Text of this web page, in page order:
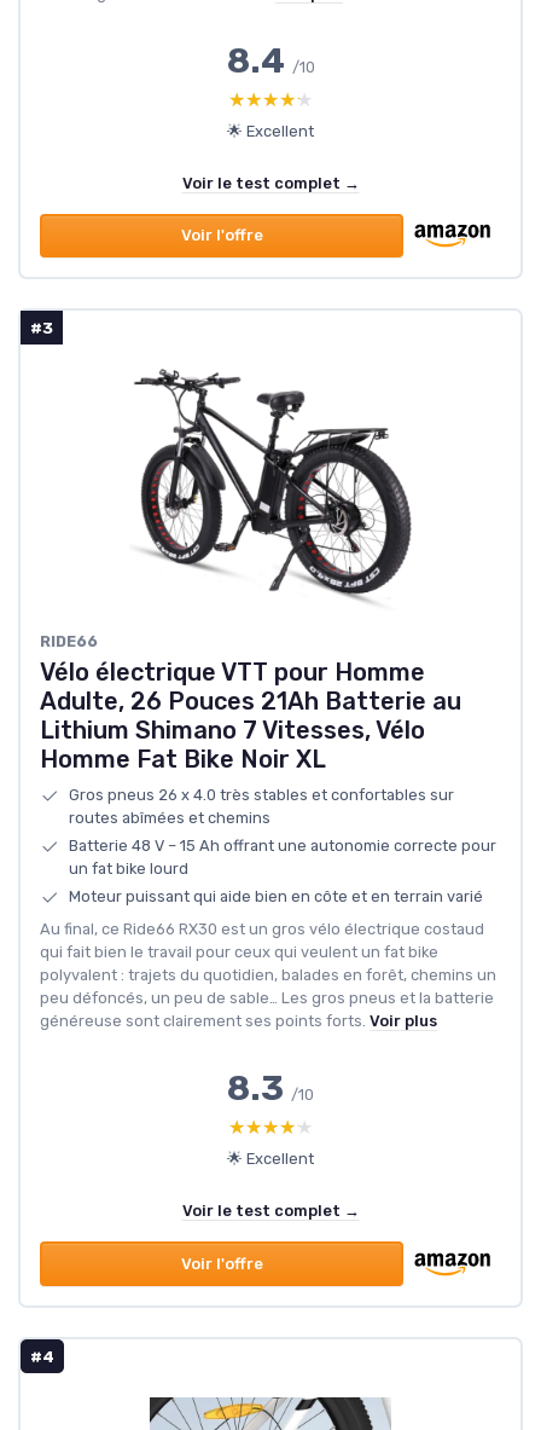
8.4 /10
★★★★★
★★★★★
🌟 Excellent
Voir le test complet →
Voir l'offre
#3
RIDE66
Vélo électrique VTT pour Homme
Adulte, 26 Pouces 21Ah Batterie au
Lithium Shimano 7 Vitesses, Vélo
Homme Fat Bike Noir XL
Gros pneus 26 x 4.0 très stables et confortables sur
routes abîmées et chemins
Batterie 48 V – 15 Ah offrant une autonomie correcte pour
un fat bike lourd
Moteur puissant qui aide bien en côte et en terrain varié
Au final, ce Ride66 RX30 est un gros vélo électrique costaud
qui fait bien le travail pour ceux qui veulent un fat bike
polyvalent : trajets du quotidien, balades en forêt, chemins un
peu défoncés, un peu de sable… Les gros pneus et la batterie
généreuse sont clairement ses points forts. Voir plus
8.3 /10
★★★★★
★★★★★
🌟 Excellent
Voir le test complet →
Voir l'offre
#4